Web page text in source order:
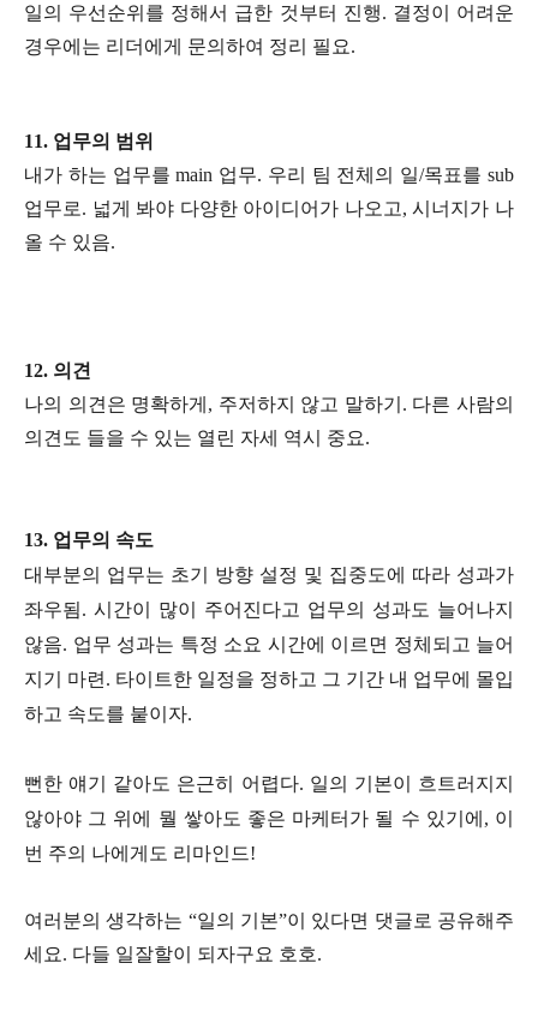
일의 우선순위를 정해서 급한 것부터 진행. 결정이 어려운
경우에는 리더에게 문의하여 정리 필요.
11. 업무의 범위
내가 하는 업무를 main 업무. 우리 팀 전체의 일/목표를 sub
업무로. 넓게 봐야 다양한 아이디어가 나오고, 시너지가 나
올 수 있음.
12. 의견
나의 의견은 명확하게, 주저하지 않고 말하기. 다른 사람의
의견도 들을 수 있는 열린 자세 역시 중요.
13. 업무의 속도
대부분의 업무는 초기 방향 설정 및 집중도에 따라 성과가
좌우됨. 시간이 많이 주어진다고 업무의 성과도 늘어나지
않음. 업무 성과는 특정 소요 시간에 이르면 정체되고 늘어
지기 마련. 타이트한 일정을 정하고 그 기간 내 업무에 몰입
하고 속도를 붙이자.
뻔한 얘기 같아도 은근히 어렵다. 일의 기본이 흐트러지지
않아야 그 위에 뭘 쌓아도 좋은 마케터가 될 수 있기에, 이
번 주의 나에게도 리마인드!
여러분의 생각하는 “일의 기본”이 있다면 댓글로 공유해주
세요. 다들 일잘할이 되자구요 호호.